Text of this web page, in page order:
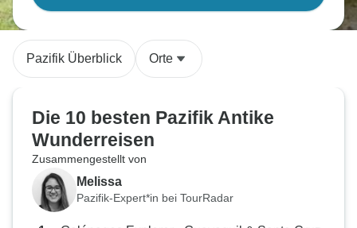
Pazifik Überblick Orte
Die 10 besten Pazifik Antike
Wunderreisen
Zusammengestellt von
Melissa
Pazifik-Expert*in bei TourRadar